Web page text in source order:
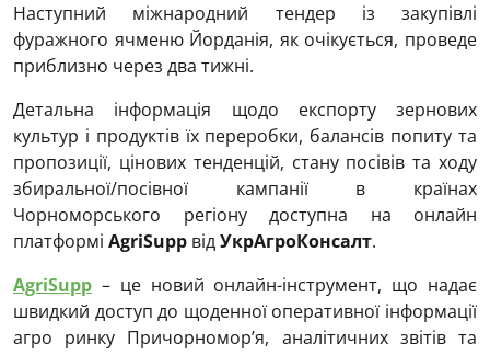
Наступний міжнародний тендер із закупівлі
фуражного ячменю Йорданія, як очікується, проведе
приблизно через два тижні.
Детальна інформація щодо експорту зернових
культур і продуктів їх переробки, балансів попиту та
пропозиції, цінових тенденцій, стану посівів та ходу
збиральної/посівної кампанії в країнах
Чорноморського регіону доступна на онлайн
платформі AgriSupp відУкрАгроКонсалт.
AgriSupp – це новий онлайн-інструмент, що надає
швидкий доступ до щоденної оперативної інформації
агро ринку Причорномор’я, аналітичних звітів та